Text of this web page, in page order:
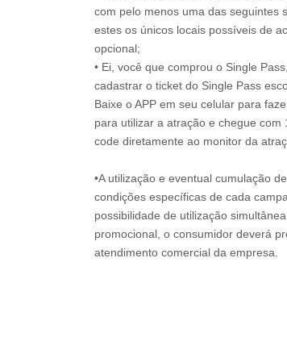
com pelo menos uma das seguintes
estes os únicos locais possíveis de
opcional;
• Ei, você que comprou o Single
cadastrar o ticket do Single Pass
Baixe o APP em seu celular para
para utilizar a atração e chegue
code diretamente ao monitor da
•A utilização e eventual cumulação
condições específicas de cada
possibilidade de utilização
promocional, o consumidor deverá
atendimento comercial da empresa.